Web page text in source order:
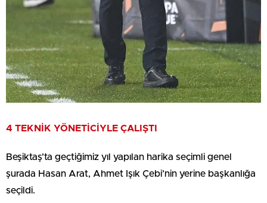
4 TEKNİK YÖNETİCİYLE ÇALIŞTI
Beşiktaş’ta geçtiğimiz yıl yapılan harika seçimli genel
şurada Hasan Arat, Ahmet Işık Çebi’nin yerine başkanlığa
seçildi.